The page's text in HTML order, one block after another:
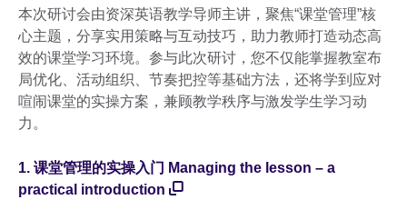
本次研讨会由资深英语教学导师主讲，聚焦“课堂管理”核
心主题，分享实用策略与互动技巧，助力教师打造动态高
效的课堂学习环境。参与此次研讨，您不仅能掌握教室布
局优化、活动组织、节奏把控等基础方法，还将学到应对
喧闹课堂的实操方案，兼顾教学秩序与激发学生学习动
力。
1. 课堂管理的实操入门 Managing the lesson – a
practical introduction